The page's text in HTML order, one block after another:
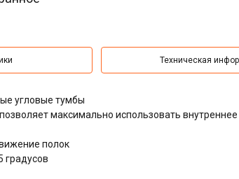
Техническая
угловые тумбы
максимально использовать внутреннее
полок
градусов